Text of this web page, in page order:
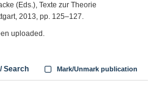
(Eds.), Texte zur Theorie
2013, pp. 125–127.
uploaded.
Search Mark/Unmark publication